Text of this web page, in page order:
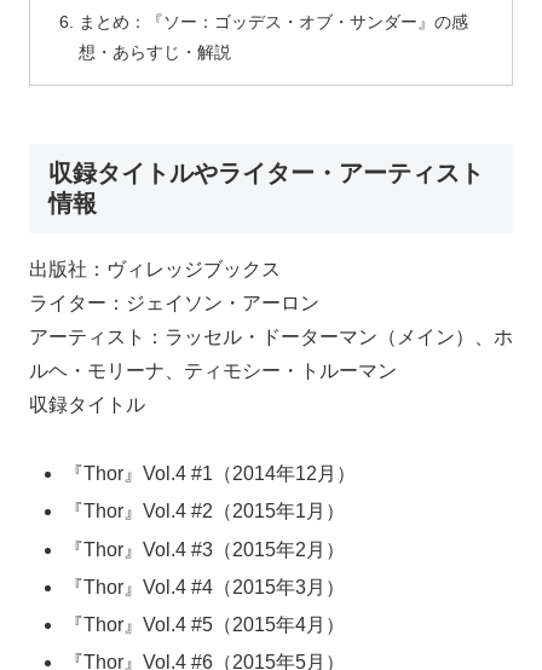
まとめ：『ソー：ゴッデス・オブ・サンダー』の感
想・あらすじ・解説
収録タイトルやライター・アーティスト
情報
出版社：ヴィレッジブックス
ライター：ジェイソン・アーロン
アーティスト：ラッセル・ドーターマン（メイン）、ホ
ルヘ・モリーナ、ティモシー・トルーマン
収録タイトル
『Thor』Vol.4 #1（2014年12月）
『Thor』Vol.4 #2（2015年1月）
『Thor』Vol.4 #3（2015年2月）
『Thor』Vol.4 #4（2015年3月）
『Thor』Vol.4 #5（2015年4月）
『Thor』Vol.4 #6（2015年5月）